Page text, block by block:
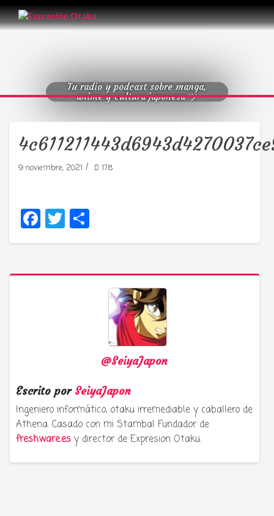
Tu radio y podcast sobre manga,
anime y cultura japonesa ツ
9 noviembre, 2021 / 178
Facebook
Twitter
@SeiyaJapon
Escrito por SeiyaJapon
Ingeniero informático, otaku irremediable y caballero de
Athena. Casado con mi Stamba! Fundador de
freshware.es y director de Expresion Otaku.